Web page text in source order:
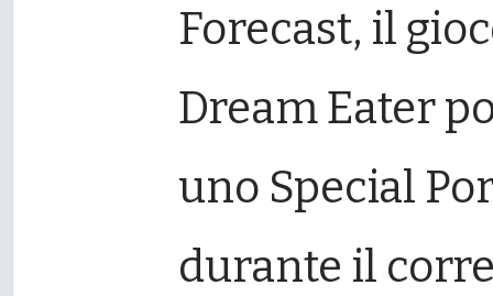
Forecast, il
Dream Eater
uno Special
durante il